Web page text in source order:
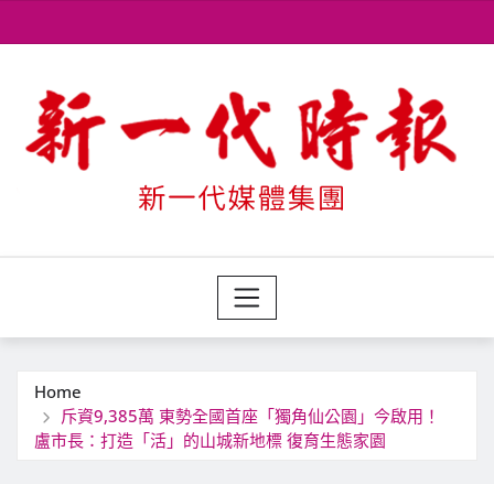
to
Home
斥資9,385萬 東勢全國首座「獨角仙公園」今啟用！
盧市長：打造「活」的山城新地標 復育生態家園